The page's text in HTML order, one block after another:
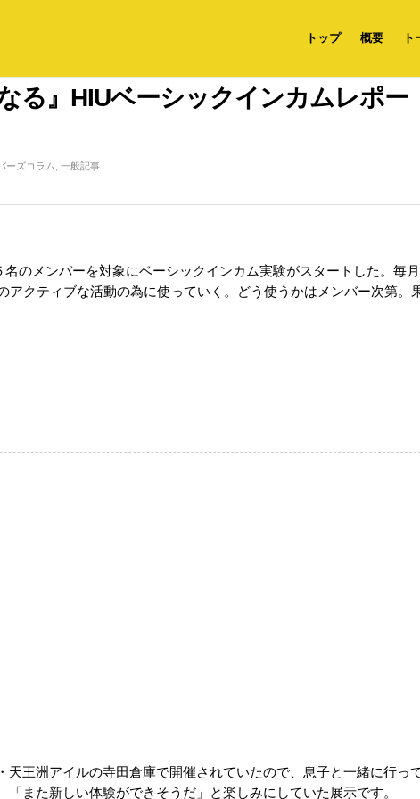
トップ 概要
る』HIUベーシックインカムレポー
ーズコラム 一般記事
のメンバーを対象にベーシックインカム実験がスタートした。毎
アクティブな活動の為に使っていく。どう使うかはメンバー次第。
王洲アイルの寺田倉庫で開催されていたので、息子と一緒に行っ
また新しい体験ができそうだ」と楽しみにしていた展示です。